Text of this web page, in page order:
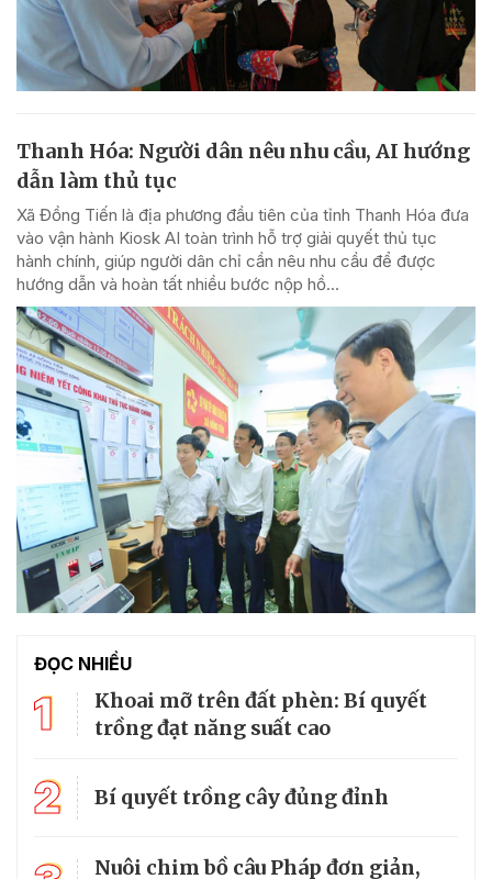
Thanh Hóa: Người dân nêu nhu cầu, AI hướng
dẫn làm thủ tục
Xã Đồng Tiến là địa phương đầu tiên của tỉnh Thanh Hóa đưa
vào vận hành Kiosk AI toàn trình hỗ trợ giải quyết thủ tục
hành chính, giúp người dân chỉ cần nêu nhu cầu để được
hướng dẫn và hoàn tất nhiều bước nộp hồ...
ĐỌC NHIỀU
1
Khoai mỡ trên đất phèn: Bí quyết
trồng đạt năng suất cao
2 Bí quyết trồng cây đủng đỉnh
Nuôi chim bồ câu Pháp đơn giản,